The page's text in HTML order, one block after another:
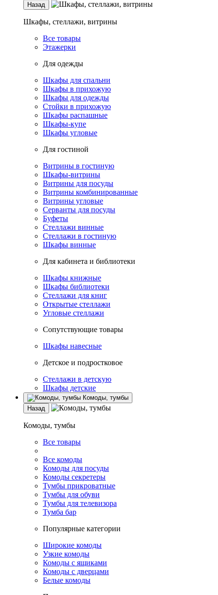
Назад
Шкафы, стеллажи, витрины
Все товары
Этажерки
Для одежды
Шкафы для спальни
Шкафы в прихожую
Шкафы для одежды
Стойки в прихожую
Шкафы распашные
Шкафы-купе
Шкафы угловые
Для гостиной
Витрины в гостиную
Шкафы-витрины
Витрины для посуды
Витрины комбинированные
Витрины угловые
Серванты для посуды
Буфеты
Стеллажи винные
Стеллажи в гостиную
Шкафы винные
Для кабинета и библиотеки
Шкафы книжные
Шкафы библиотеки
Стеллажи для книг
Открытые стеллажи
Угловые стеллажи
Сопутствующие товары
Шкафы навесные
Детское и подростковое
Стеллажи в детскую
Шкафы детские
Комоды, тумбы
Назад
Комоды, тумбы
Все товары
Все комоды
Комоды для посуды
Комоды секретеры
Тумбы прикроватные
Тумбы для обуви
Тумбы для телевизора
Тумба бар
Популярные категории
Широкие комоды
Узкие комоды
Комоды с ящиками
Комоды с дверцами
Белые комоды